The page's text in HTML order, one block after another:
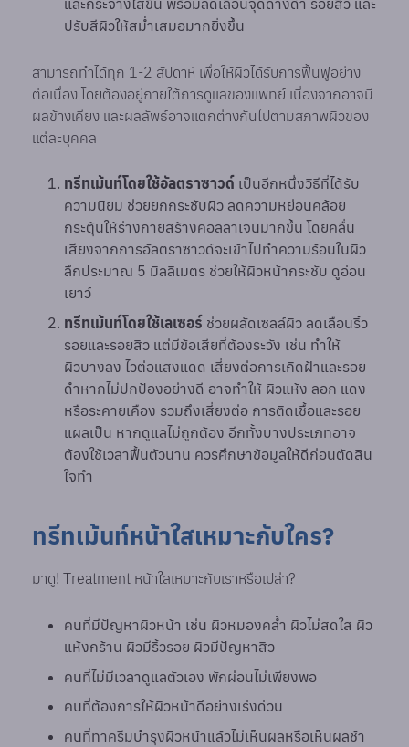
และกระจ่างใสขึ้น พร้อมลดเลือนจุดด่างดำ รอยสิว และ
ปรับสีผิวให้สม่ำเสมอมากยิ่งขึ้น
สามารถทำได้ทุก 1-2 สัปดาห์ เพื่อให้ผิวได้รับการฟื้นฟูอย่าง
ต่อเนื่อง โดยต้องอยู่ภายใต้การดูแลของแพทย์ เนื่องจากอาจมี
ผลข้างเคียง และผลลัพธ์อาจแตกต่างกันไปตามสภาพผิวของ
แต่ละบุคคล
ทรีทเม้นท์โดยใช้อัลตราซาวด์ เป็นอีกหนึ่งวิธีที่ได้รับ
ความนิยม ช่วยยกกระชับผิว ลดความหย่อนคล้อย
กระตุ้นให้ร่างกายสร้างคอลลาเจนมากขึ้น โดยคลื่น
เสียงจากการอัลตราซาวด์จะเข้าไปทำความร้อนในผิว
ลึกประมาณ 5 มิลลิเมตร ช่วยให้ผิวหน้ากระชับ ดูอ่อน
เยาว์
ทรีทเม้นท์โดยใช้เลเซอร์ ช่วยผลัดเซลล์ผิว ลดเลือนริ้ว
รอยและรอยสิว แต่มีข้อเสียที่ต้องระวัง เช่น ทำให้
ผิวบางลง ไวต่อแสงแดด เสี่ยงต่อการเกิดฝ้าและรอย
ดำหากไม่ปกป้องอย่างดี อาจทำให้ ผิวแห้ง ลอก แดง
หรือระคายเคือง รวมถึงเสี่ยงต่อ การติดเชื้อและรอย
แผลเป็น หากดูแลไม่ถูกต้อง อีกทั้งบางประเภทอาจ
ต้องใช้เวลาฟื้นตัวนาน ควรศึกษาข้อมูลให้ดีก่อนตัดสิน
ใจทำ
ทรีทเม้นท์หน้าใสเหมาะกับใคร?
มาดู! Treatment หน้าใสเหมาะกับเราหรือเปล่า?
คนที่มีปัญหาผิวหน้า เช่น ผิวหมองคล้ำ ผิวไม่สดใส ผิว
แห้งกร้าน ผิวมีริ้วรอย ผิวมีปัญหาสิว
คนที่ไม่มีเวลาดูแลตัวเอง พักผ่อนไม่เพียงพอ
คนที่ต้องการให้ผิวหน้าดีอย่างเร่งด่วน
คนที่ทาครีมบำรุงผิวหน้าแล้วไม่เห็นผลหรือเห็นผลช้า